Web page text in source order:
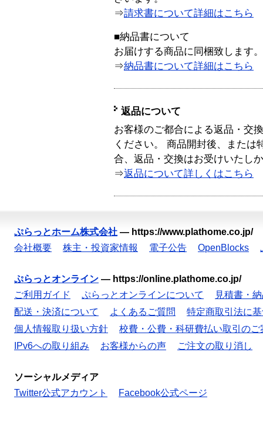
⇒請求書について詳細はこちら
■納品書について
お届けする商品に同梱致します。
⇒納品書について詳細はこちら
返品について
お客様のご都合による返品・交
ください。 商品開封後、または
合、返品・交換はお受けいたし
⇒返品について詳しくはこちら
ぷらっとホーム株式会社 — https://www.plathome.co.jp/
会社概要
株主・投資家情報 電子公告 OpenBlocks
ぷらっとオンライン — https://online.plathome.co.jp/
ご利用ガイド
ぷらっとオンラインについて
見積書・
配送・決済について
よくあるご質問
特定商取引法に
個人情報取り扱い方針
校費・公費・科研費払い取引のご
IPv6への取り組み
お客様からの声 ご注文の取り消し
ソーシャルメディア
Twitter公式アカウント
Facebook公式ページ